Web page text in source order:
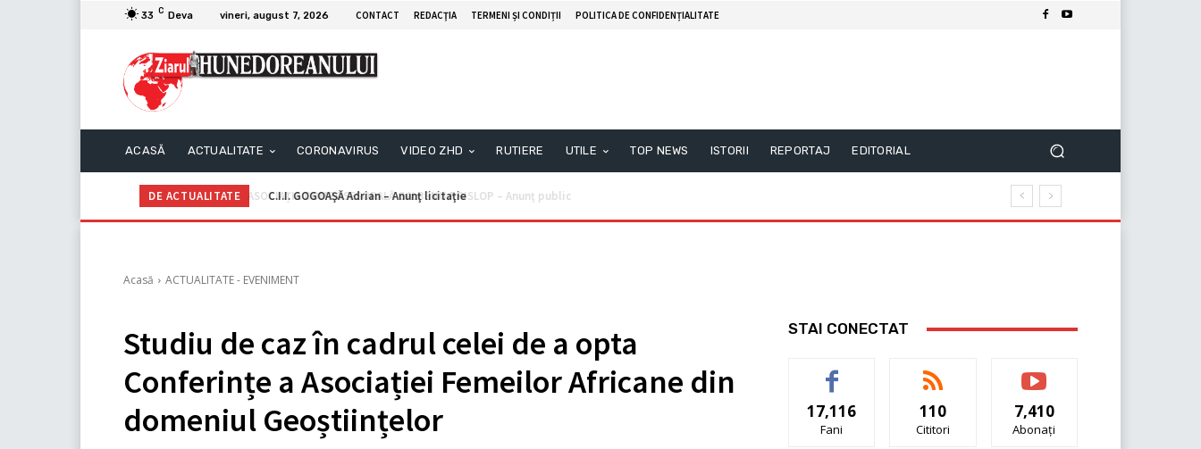
33 C Deva vineri, august 7, 2026 CONTACT REDACŢIA TERMENI ȘI CONDIȚII POLITICA DE CONFIDENȚIALITATE
ACASĂ ACTUALITATE CORONAVIRUS VIDEO ZHD RUTIERE UTILE TOP NEWS ISTORII REPORTAJ EDITORIAL
DE ACTUALITATE C.I.I. GOGOAŞĂ Adrian – Anunţ licitaţie
Acasă ACTUALITATE - EVENIMENT
Studiu de caz în cadrul celei de a opta
Conferințe a Asociației Femeilor Africane din
domeniul Geoștiințelor
STAI CONECTAT
17,116
Fani
110
Cititori
7,410
Abonați